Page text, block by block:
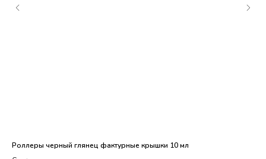
Роллеры черный глянец фактурные крышки 10 мл